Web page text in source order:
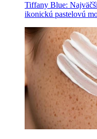
Tiffany Blue:
ikonickú pastelovú